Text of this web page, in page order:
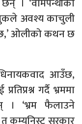
अवश्य काचुली
ओलीको कथन छ
आउँछ,
गर्दै भ्रममा
। ‘भ्रम फैलाउने